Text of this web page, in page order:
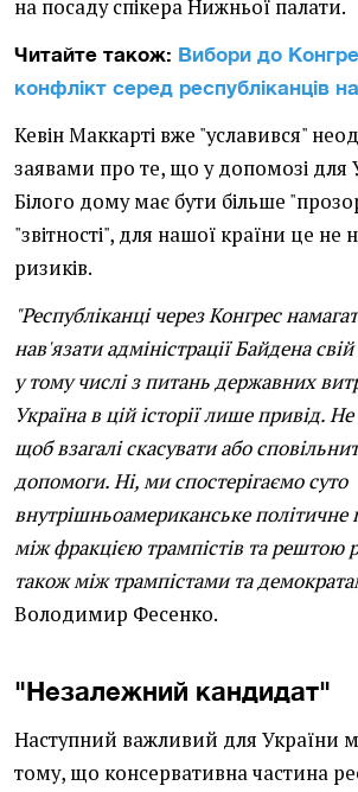
на посаду спікера Нижньої палати.
Читайте також: Вибори до
конфлікт серед республіканців
Кевін Маккарті вже "уславився"
заявами про те, що у допомозі для
Білого дому має бути більше
"звітності", для нашої країни це не
ризиків.
"Республіканці через Конгрес
нав'язати адміністрації Байдена
у тому числі з питань державних
Україна в цій історії лише привід.
щоб взагалі скасувати або
допомоги. Ні, ми спостерігаємо суто
внутрішньоамериканське політичне
між фракцією трампістів та рештою
також між трампістами та
Володимир Фесенко.
"Незалежний кандидат"
Наступний важливий для України
тому, що консервативна частина